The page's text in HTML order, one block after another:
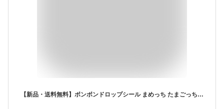
【新品・送料無料】ボンボンドロップシール まめっち たまごっち 4901770112374